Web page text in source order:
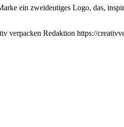
ein zweideutiges Logo, das,
verpacken Redaktion https://